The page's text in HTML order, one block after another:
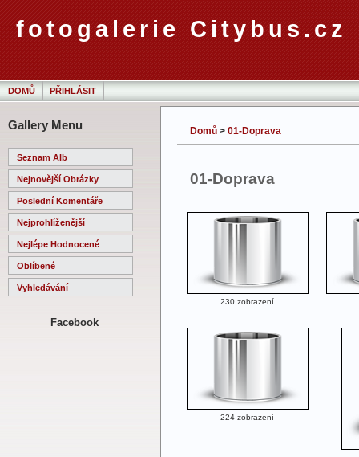
fotogalerie Citybus.cz
DOMŮ PŘIHLÁSIT
Gallery Menu
Seznam Alb
Nejnovější Obrázky
Poslední Komentáře
Nejprohlíženější
Nejlépe Hodnocené
Oblíbené
Vyhledávání
Facebook
Domů > 01-Doprava
01-Doprava
230 zobrazení
224 zobrazení